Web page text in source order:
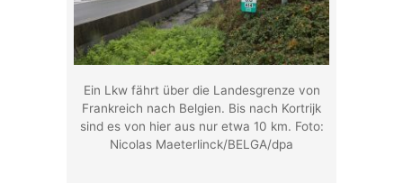
Ein Lkw fährt über die Landesgrenze von
Frankreich nach Belgien. Bis nach Kortrijk
sind es von hier aus nur etwa 10 km. Foto:
Nicolas Maeterlinck/BELGA/dpa